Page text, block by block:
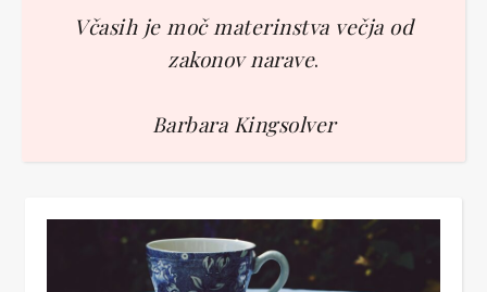
Včasih je moč materinstva večja od
zakonov narave.
Barbara Kingsolver